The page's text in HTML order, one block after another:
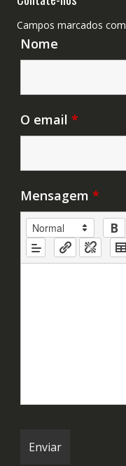
Campos marcados com
Nome
O email *
Mensagem *